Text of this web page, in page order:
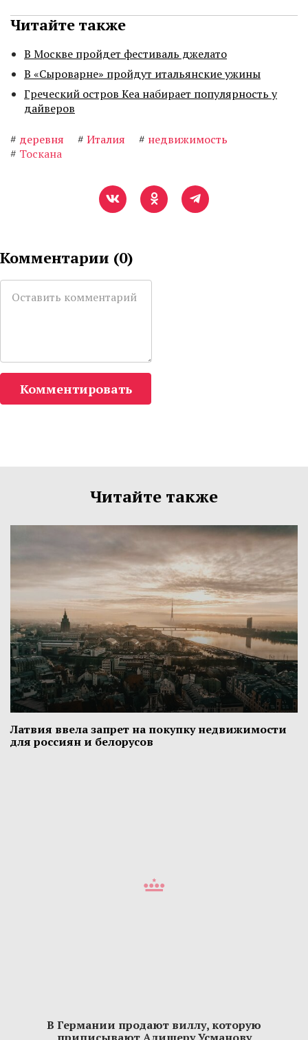
Читайте также
В Москве пройдет фестиваль джелато
В «Сыроварне» пройдут итальянские ужины
Греческий остров Кеа набирает популярность у
дайверов
# деревня # Италия # недвижимость
# Тоскана
Комментарии (0)
Комментировать
Читайте также
Латвия ввела запрет на покупку недвижимости
для россиян и белорусов
В Германии продают виллу, которую